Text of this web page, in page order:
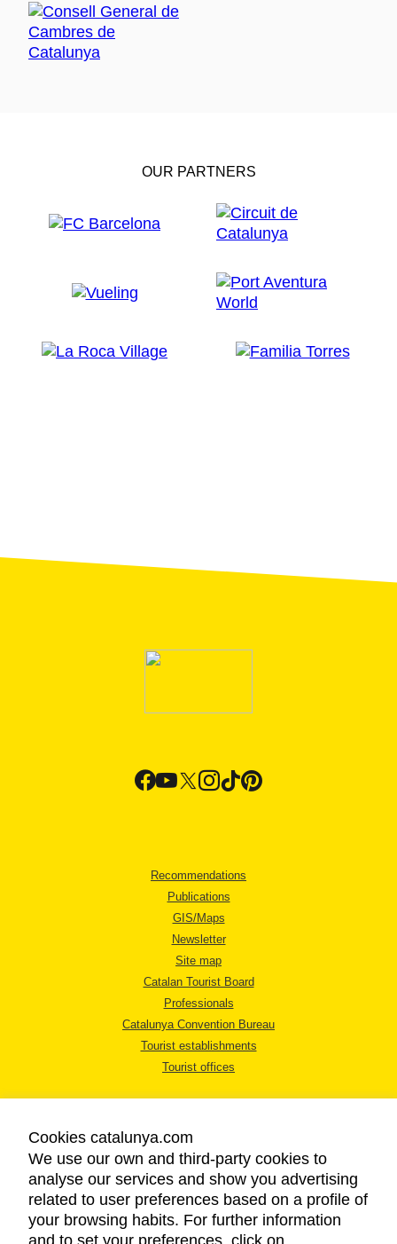
OUR PARTNERS
Recommendations
Publications
GIS/Maps
Newsletter
Site map
Catalan Tourist Board
Professionals
Catalunya Convention Bureau
Tourist establishments
Tourist offices
LEGAL NOTICE
PRIVACY POLICY
COOKIES POLICY
Cookies catalunya.com
We use our own and third-party cookies to
analyse our services and show you advertising
related to user preferences based on a profile of
your browsing habits. For further information
and to set your preferences, click on